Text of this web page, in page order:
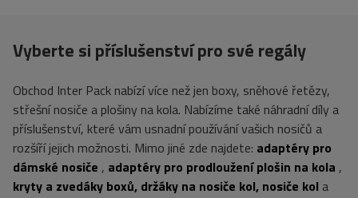
Vyberte si příslušenství pro své regály
Obchod Inter Pack nabízí více než jen boxy, sněhové řetězy,
střešní nosiče a plošiny na kola. Nabízíme také náhradní díly a
příslušenství, které vám usnadní používání vašich nosičů a
rozšíří jejich možnosti. Mimo jiné zde najdete: adaptéry pro
dámské nosiče , adaptéry pro prodloužení plošin na kola ,
kryty a zvedáky boxů, držáky na nosiče kol, nosiče kol a